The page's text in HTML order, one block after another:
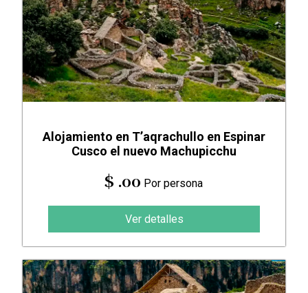
Alojamiento en T’aqrachullo en Espinar
Cusco el nuevo Machupicchu
$ .00 Por persona
Ver detalles